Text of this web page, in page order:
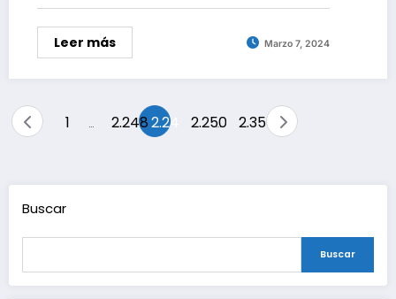
Leer más Marzo 7, 2024
Paginación
1 … 2.2482.249 2.250
… 2.359
Buscar
Buscar